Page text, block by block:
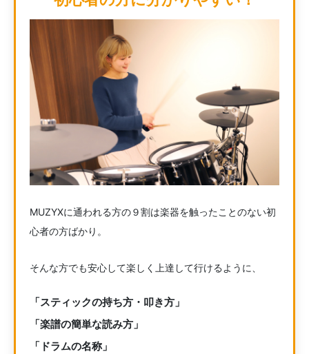
MUZYXに通われる方の９割は楽器を触ったことのない初
心者の方ばかり。
そんな方でも安心して楽しく上達して行けるように、
「スティックの持ち方・叩き方」
「楽譜の簡単な読み方」
「ドラムの名称」